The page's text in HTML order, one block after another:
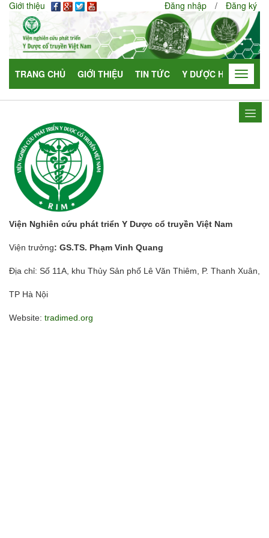
Giới thiệu Đăng nhập / Đăng ký
TRANG CHỦ GIỚI THIỆU TIN TỨC Y DƯỢC HỌC Toggle
Viện Nghiên cứu phát triển Y Dược cổ truyền Việt Nam
Viện trưởng: GS.TS. Phạm Vinh Quang
Địa chỉ: Số 11A, khu Thủy Sản phố Lê Văn Thiêm, P. Thanh Xuân,
TP Hà Nội
Website: tradimed.org